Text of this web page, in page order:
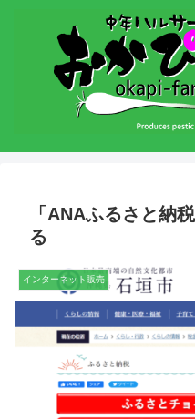
「ANAふるさと納
る
インターネット販売